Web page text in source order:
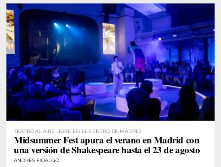
TEATRO AL AIRE LIBRE EN EL CENTRO DE MADRID
Midsummer Fest apura el verano en Madrid con
una versión de Shakespeare hasta el 23 de agosto
ANDRÉS FIDALGO